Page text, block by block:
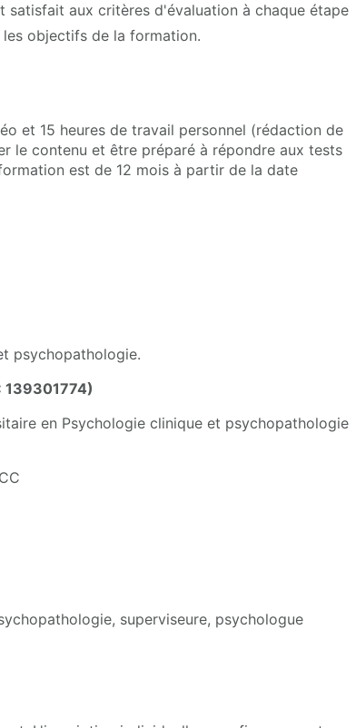
aux critères d'évaluation à chaque étape
objectifs de la formation.
et 15 heures de travail personnel (rédaction de
le contenu et être préparé à répondre aux tests
est de 12 mois à partir de la date
psychopathologie.
139301774)
en Psychologie clinique et psychopathologie
superviseure, psychologue